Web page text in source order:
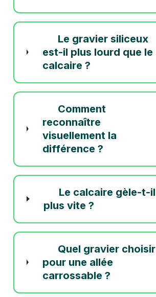
Le gravier siliceux
est-il plus lourd que le
calcaire ?
Comment
reconnaître
visuellement la
différence ?
Le calcaire gèle-t-il
plus vite ?
Quel gravier choisir
pour une allée
carrossable ?